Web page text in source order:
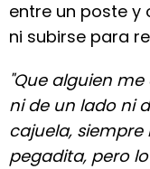
entre un poste y
ni subirse para
"Que alguien
ni de un lado ni
cajuela,
pegadita, pero